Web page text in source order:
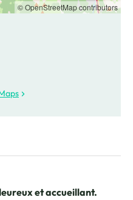
et accueillant.
© OpenStreetMap contributors